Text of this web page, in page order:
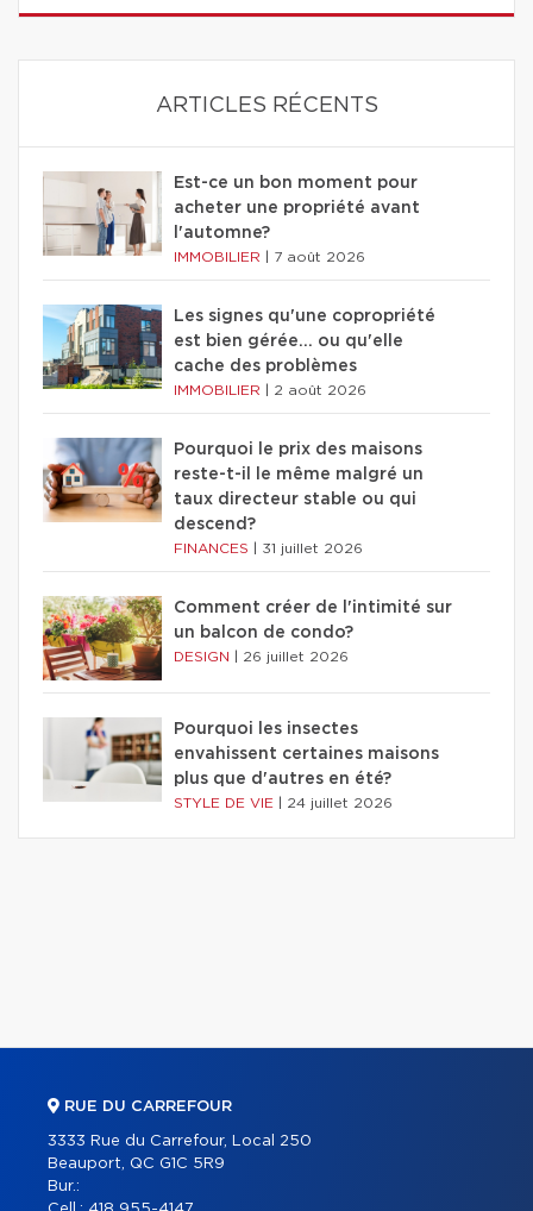
ARTICLES RÉCENTS
Est-ce un bon moment pour
acheter une propriété avant
l'automne?
IMMOBILIER 7 août 2026
Les signes qu'une copropriété
est bien gérée… ou qu'elle
cache des problèmes
IMMOBILIER 2 août 2026
Pourquoi le prix des maisons
reste-t-il le même malgré un
taux directeur stable ou qui
descend?
FINANCES 31 juillet 2026
Comment créer de l'intimité sur
un balcon de condo?
DESIGN 26 juillet 2026
Pourquoi les insectes
envahissent certaines maisons
plus que d'autres en été?
STYLE DE VIE 24 juillet 2026
RUE DU CARREFOUR
3333 Rue du Carrefour, Local 250
Beauport, QC G1C 5R9
Bur.: